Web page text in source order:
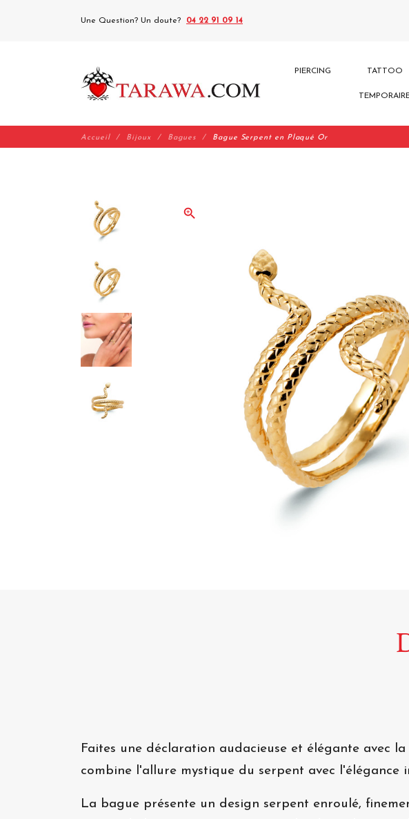
Une Question? Un doute? 04 22 91 09 14
PIERCING TATTOO
Accueil Bijoux Bagues Bague Serpent en Plaqué Or
zoom_in
Faites une déclaration audacieuse et élégante avec
combine l'allure mystique du serpent avec
La bague présente un design serpent enroulé,